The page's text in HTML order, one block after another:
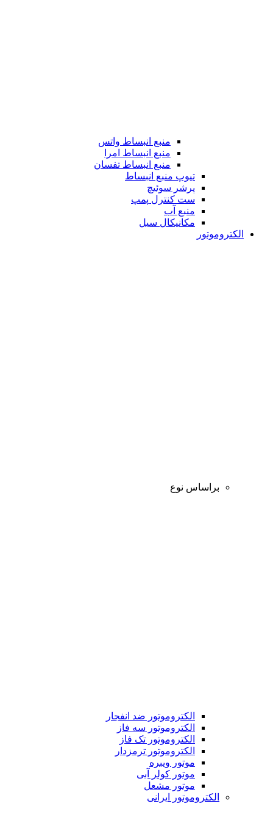
منبع انبساط واتس
منبع انبساط امرا
منبع انبساط تفسان
تیوپ منبع انبساط
پرشر سوئیچ
ست کنترل پمپ
منبع آب
مکانیکال سیل
الکتروموتور
براساس نوع
الکتروموتور ضد انفجار
الکتروموتور سه فاز
الکتروموتور تک فاز
الکتروموتور ترمزدار
موتور ویبره
موتور کولر آبی
موتور مشعل
الکتروموتور ایرانی